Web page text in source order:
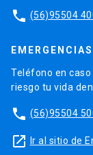
phone (56)95504
Teléfono en
riesgo tu vida
phone (56)95504
launch Ir al sitio de